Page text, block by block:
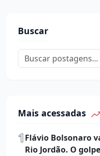
Buscar
Mais acessadas
1Flávio Bolsonaro
Rio Jordão. O